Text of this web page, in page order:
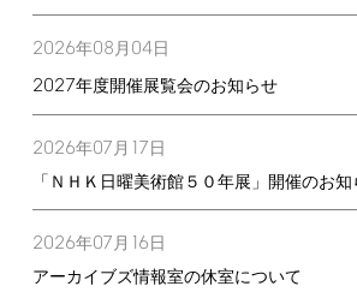
2026年08月 04日
2027年度開催展覧会のお知らせ
2026年07月 17日
「ＮＨＫ日曜美術館５０年展」開催のお知
2026年07月 16日
アーカイブズ情報室の休室について